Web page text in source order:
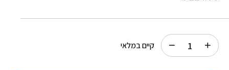
קיים במלאי